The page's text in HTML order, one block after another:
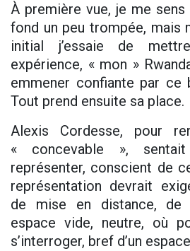
À première vue, je me sens
fond un peu trompée, mais
initial j’essaie de
expérience, « mon »
emmener confiante par ce
Tout prend ensuite sa place.
Alexis Cordesse, pour
« concevable »,
représenter, conscient de
représentation devrait
de mise en distance, de
espace vide, neutre, où
s’interroger, bref d’un